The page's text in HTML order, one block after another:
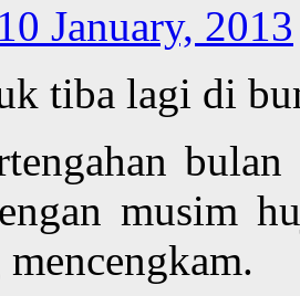
10 January, 2013
tiba lagi di
musim